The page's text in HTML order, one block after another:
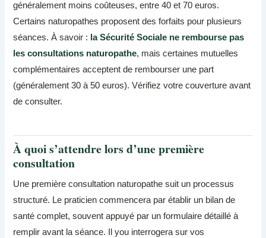
généralement moins coûteuses, entre 40 et 70 euros.
Certains naturopathes proposent des forfaits pour plusieurs
séances. À savoir : la Sécurité Sociale ne rembourse pas
les consultations naturopathe, mais certaines mutuelles
complémentaires acceptent de rembourser une part
(généralement 30 à 50 euros). Vérifiez votre couverture avant
de consulter.
À quoi s’attendre lors d’une première
consultation
Une première consultation naturopathe suit un processus
structuré. Le praticien commencera par établir un bilan de
santé complet, souvent appuyé par un formulaire détaillé à
remplir avant la séance. Il you interrogera sur vos